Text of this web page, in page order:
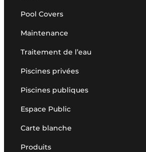
Pool Covers
Maintenance
Traitement de l’eau
Piscines privées
Piscines publiques
Espace Public
Carte blanche
Produits